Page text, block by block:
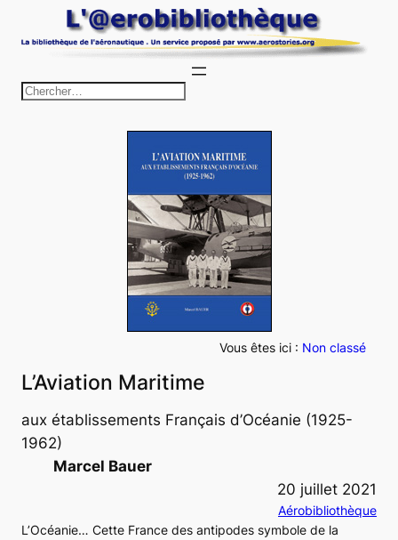
au
h
e
r
c
h
e
r
Vous êtes ici : Non classé
L’Aviation Maritime
aux établissements Français d’Océanie (1925-
1962)
Marcel Bauer
20 juillet 2021
Aérobibliothèque
L’Océanie… Cette France des antipodes symbole de la